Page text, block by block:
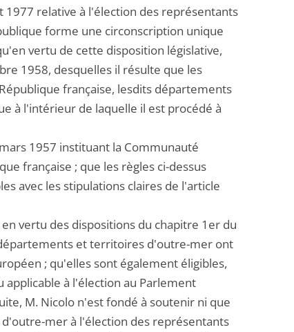
1977 relative à l'élection des représentants
forme une circonscription unique
vertu de cette disposition législative,
1958, desquelles il résulte que les
française, lesdits départements
à l'intérieur de laquelle il est procédé à
1957 instituant la Communauté
française ; que les règles ci-dessus
avec les stipulations claires de l'article
vertu des dispositions du chapitre 1er du
et territoires d'outre-mer ont
; qu'elles sont également éligibles,
applicable à l'élection au Parlement
M. Nicolo n'est fondé à soutenir ni que
mer à l'élection des représentants